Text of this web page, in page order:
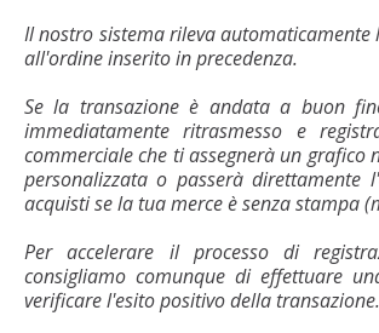
Il nostro sistema rileva automaticamente
all'ordine inserito in precedenza.
Se la transazione è andata a buon
immediatamente ritrasmesso e
commerciale che ti assegnerà un grafico
personalizzata o passerà direttamente
acquisti se la tua merce è senza stampa
Per accelerare il processo di
consigliamo comunque di effettuare
verificare l'esito positivo della transazione.